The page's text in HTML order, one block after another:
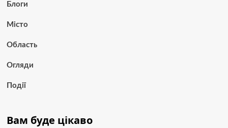
Блоги
Місто
Область
Огляди
Події
Вам буде цікаво